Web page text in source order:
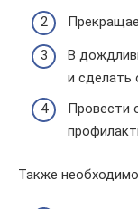
В
и сделать
Провести
Также